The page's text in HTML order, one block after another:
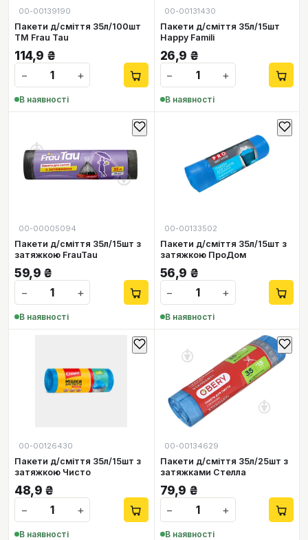
00-00139190
Пакети д/сміття 35л/100шт
TM Frau Tau
114,9 ₴
−
+
В наявності
00-00131430
Пакети д/сміття 35л/15шт
Happy Famili
26,9 ₴
−
+
В наявності
00-00005094
Пакети д/сміття 35л/15шт з
затяжкою FrauTau
59,9 ₴
−
+
В наявності
00-00133502
Пакети д/сміття 35л/15шт з
затяжкою ПроДом
56,9 ₴
−
+
В наявності
00-00126430
Пакети д/сміття 35л/15шт з
затяжкою Чисто
48,9 ₴
−
+
В наявності
00-00134629
Пакети д/сміття 35л/25шт з
затяжками Стелла
79,9 ₴
−
+
В наявності